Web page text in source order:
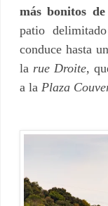
más bonitos
patio
conduce hasta
la rue Droite,
a la Plaza